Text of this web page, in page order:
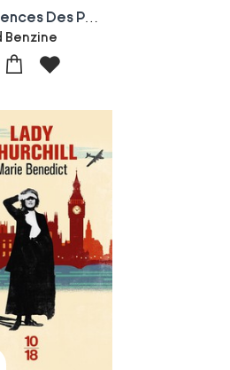
Benzine